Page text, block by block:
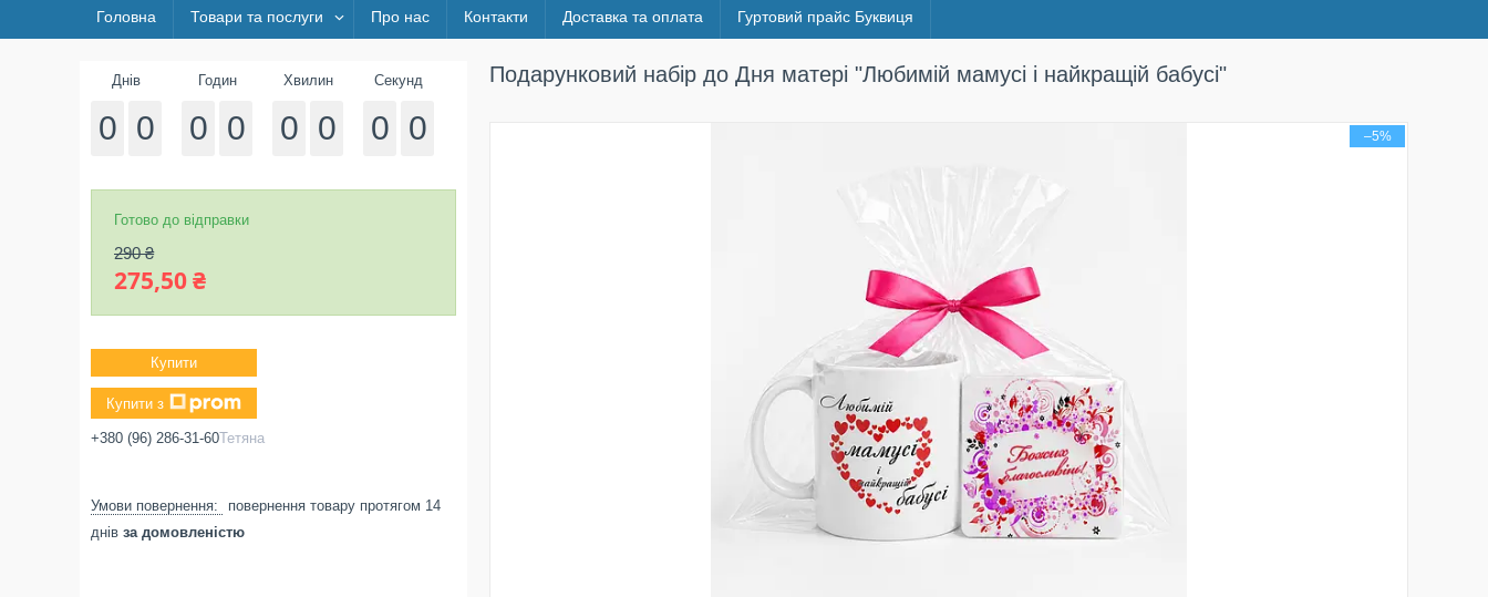
Головна Товари та послуги Про нас Контакти Доставка та оплата Гуртовий прайс Буквиця
Подарунковий набір до Дня матері "Любимій мамусі і найкращій бабусі"
–5%
Днів
0 0
Годин
0 0
Хвилин
0 0
Секунд
0 0
Готово до відправки
290 ₴
275,50 ₴
Купити
Купити з
+380 (96) 286-31-60Тетяна
повернення товару протягом 14
днів за домовленістю